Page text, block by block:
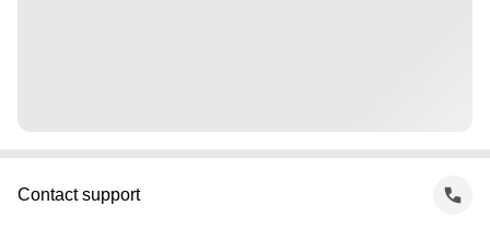
Contact support